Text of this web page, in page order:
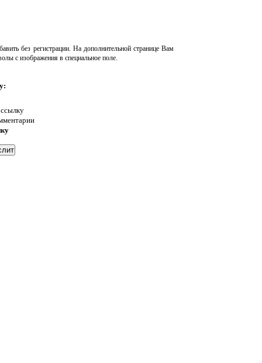
без регистрации. На дополнительной странице Вам
с изображения в специальное поле.